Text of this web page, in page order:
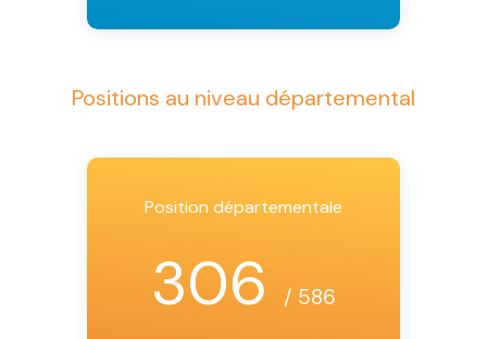
Positions au niveau départemental
Position départementale
306 / 586